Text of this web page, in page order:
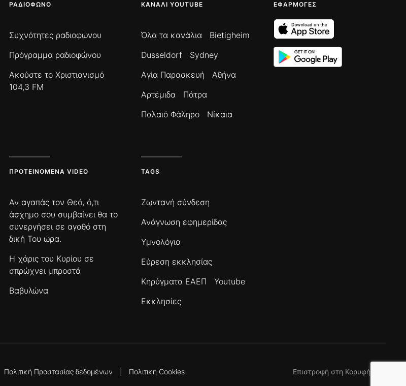
ΡΑΔΙΌΦΩΝΟ
Συχνότητες ραδιοφώνου
Πρόγραμμα ραδιοφώνου
Ακούστε το Χριστιανισμό
104,3 FM
ΚΑΝΆΛΙ YOUTUBE
Όλα τα κανάλια
Bietigheim
Dusseldorf
Sydney
Αγία Παρασκευή
Αθήνα
Αρτέμιδα
Πάτρα
Παλαιό Φάληρο
Νίκαια
ΕΦΑΡΜΟΓΈΣ
ΠΡΟΤΕΙΝΌΜΕΝΑ VIDEO
Αν αγαπάς τον Θεό, ό,τι
άσχημο σου συμβαίνει θα το
συνεργήσει σε αγαθό στη
δική Του ώρα.
Η χάρις του Κυρίου σε
σπρώχνει μπροστά
Βαβυλώνα
TAGS
Ζωντανή σύνδεση
Ανάγνωση εφημερίδας
Υμνολόγιο
Εύρεση εκκλησίας
Κηρύγματα ΕΑΕΠ
Youtube
Εκκλησίες
Πολιτική Προστασίας δεδομένων Πολιτική Cookies Επιστροφή στη Κορυφή